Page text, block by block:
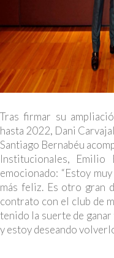
Tras firmar su
hasta 2022, Dani
Santiago Bernabéu
Institucionales,
emocionado: “Estoy
más feliz. Es otro gran
contrato con el club de
tenido la suerte de
y estoy deseando